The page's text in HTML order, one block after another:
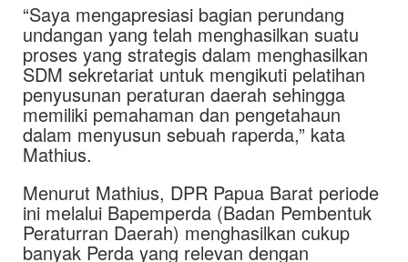
“Saya mengapresiasi bagian perundang
undangan yang telah menghasilkan suatu
proses yang strategis dalam menghasilkan
SDM sekretariat untuk mengikuti pelatihan
penyusunan peraturan daerah sehingga
memiliki pemahaman dan pengetahaun
dalam menyusun sebuah raperda,” kata
Mathius.
Menurut Mathius, DPR Papua Barat periode
ini melalui Bapemperda (Badan Pembentuk
Peraturran Daerah) menghasilkan cukup
banyak Perda yang relevan dengan